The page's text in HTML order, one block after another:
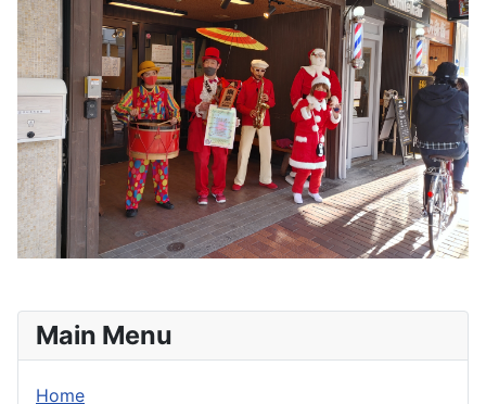
Main Menu
Home